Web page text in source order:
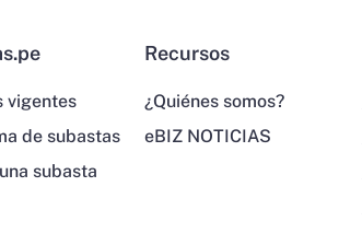
vigentes
de subastas
subasta
Recursos
¿Quiénes somos?
eBIZ NOTICIAS